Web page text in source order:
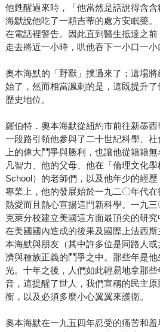
他甦醒過來時，「他當然是話說得含
海默說他吃了一顆吉蒂的處方安眠藥
在電話裡警告。因此直到醫生抵達之
走去將近一小時，哄他吞下一小口一小
奧本海默的「野獸」撲過來了；這場
始了，然而相當諷刺的是，這既提升
歷史地位。
羅伯特．奧本海默從紐約市前往新墨
一段路引領他參與了二十世紀科學、
上的偉大鬥爭與勝利，也讓他從籍籍
凡智力、他的父母、他在「倫理文化
School）的老師們，以及他年少的經歷
專業上，他的發展始於一九二〇年代
熱愛而且熱心宣揚這門新科學。一九
克萊分校建立美國這方面最頂尖的研
在美國國內造成的後果及國際上法西
本海默與朋友（其中許多位是同路人
濟與種族正義的鬥爭之中。那些年是
光。十年之後，人們如此輕易地拿那
音，這提醒了世人，我們宣稱的民主
衡，以及必須多麼小心翼翼來護衛。
奧本海默在一九五四年忍受的痛苦和